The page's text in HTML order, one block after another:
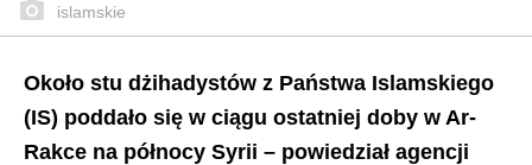
islamskie
Około stu dżihadystów z Państwa Islamskiego
(IS) poddało się w ciągu ostatniej doby w Ar-
Rakce na północy Syrii – powiedział agencji